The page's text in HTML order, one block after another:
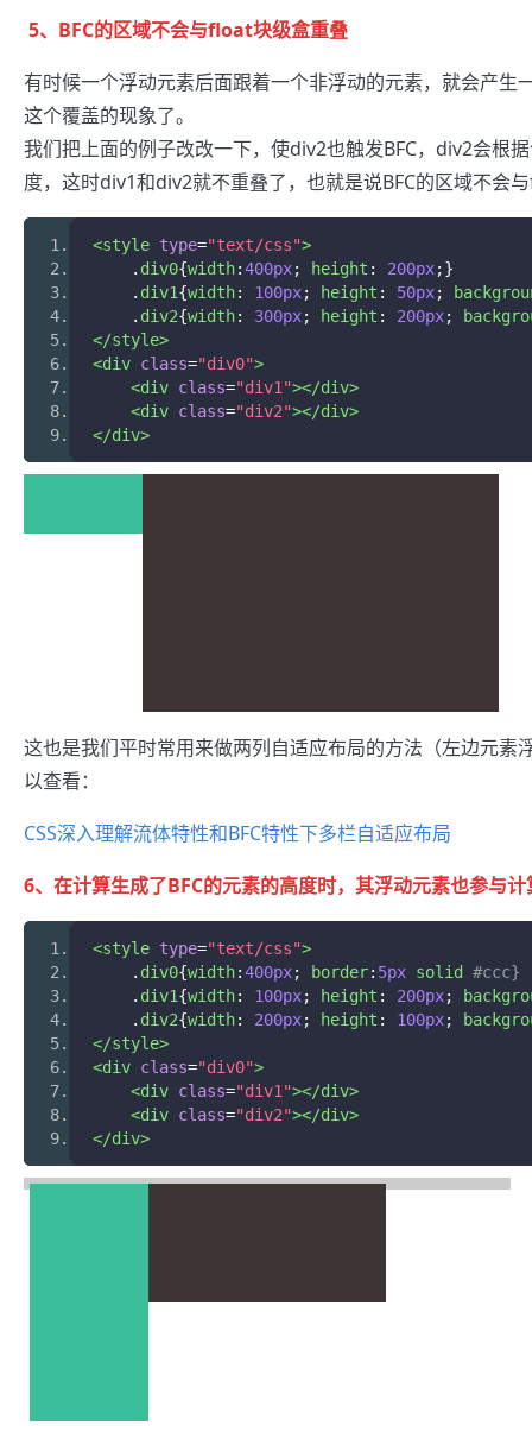
5、BFC的区域不会与float块级盒重叠
有时候一个浮动元素后面跟着一个非浮动的元素，就会产
这个覆盖的现象了。
我们把上面的例子改改一下，使div2也触发BFC，div2会根
度，这时div1和div2就不重叠了，也就是说BFC的区域不会
<style type="text/css">
. div0{width:400px; height : 200px;}
. div1{width: 100px; height : 50px;
. div2{width: 300px; height : 200px;
</style>
<div class="div0">
<div class="div1"></div>
<div class="div2"></div>
</div>
这也是我们平时常用来做两列自适应布局的方法（左边元
以查看：
CSS深入理解流体特性和BFC特性下多栏自适应布局
6、在计算生成了BFC的元素的高度时，其浮动元素也参与
<style type="text/css">
. div0{width:400px; border: 5px solid #ccc}
. div1{width: 100px; height : 200px;
. div2{width: 200px; height : 100px;
</style>
<div class="div0">
<div class="div1"></div>
<div class="div2"></div>
</div>